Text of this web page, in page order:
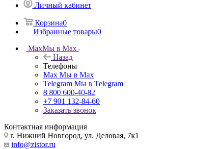
Личный кабинет
Корзина0
Избранные товары0
MaxМы в Max
Назад
Телефоны
Max Мы в Max
Telegram Мы в Telegram
8 800 600-40-82
+7 901 132-84-60
Заказать звонок
Контактная информация
г. Нижний Новгород, ул. Деловая, 7к1
info@zistor.ru